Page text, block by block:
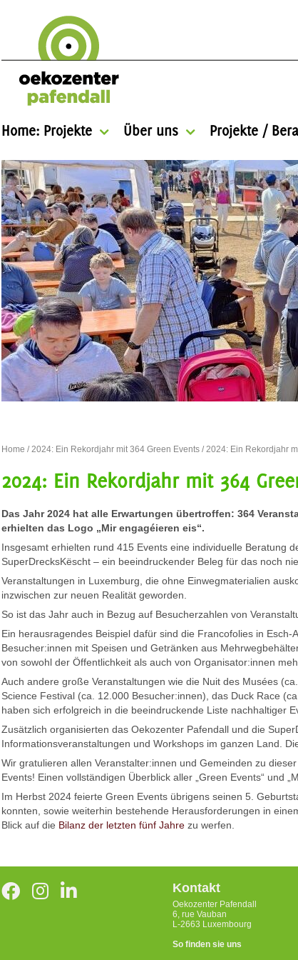
Home: Projekte Über uns Projekte /
Home /2024: Ein Rekordjahr mit 364 Green Events / 2024: Ein Rekordjahr
2024: Ein Rekordjahr mit 364
Das Jahr 2024 hat alle Erwartungen übertroffen: 364
erhielten das Logo „Mir engagéieren eis“.
Insgesamt erhielten rund 415 Events eine individuelle Beratung
SuperDrecksKëscht – ein beeindruckender Beleg für das noch
Veranstaltungen in Luxemburg, die ohne Einwegmaterialien
inzwischen zur neuen Realität geworden.
So ist das Jahr auch in Bezug auf Besucherzahlen von
Ein herausragendes Beispiel dafür sind die Francofolies in
Besucher:innen mit Speisen und Getränken aus
von sowohl der Öffentlichkeit als auch von Organisator:innen
Auch andere große Veranstaltungen wie die Nuit des Musées
Science Festival (ca. 12.000 Besucher:innen), das Duck Race
haben sich erfolgreich in die beeindruckende Liste nachhaltiger
Zusätzlich organisierten das Oekozenter Pafendall und die
Informationsveranstaltungen und Workshops im ganzen Land.
Wir gratulieren allen Veranstalter:innen und Gemeinden zu
Events! Einen vollständigen Überblick aller „Green Events“ und
Im Herbst 2024 feierte Green Events übrigens seinen 5.
konnten, sowie weiterhin bestehende Herausforderungen in
Blick auf die Bilanz der letzten fünf Jahre zu werfen.
Kontakt
Oekozenter Pafendall
6, rue Vauban
L-2663 Luxembourg
So finden sie uns